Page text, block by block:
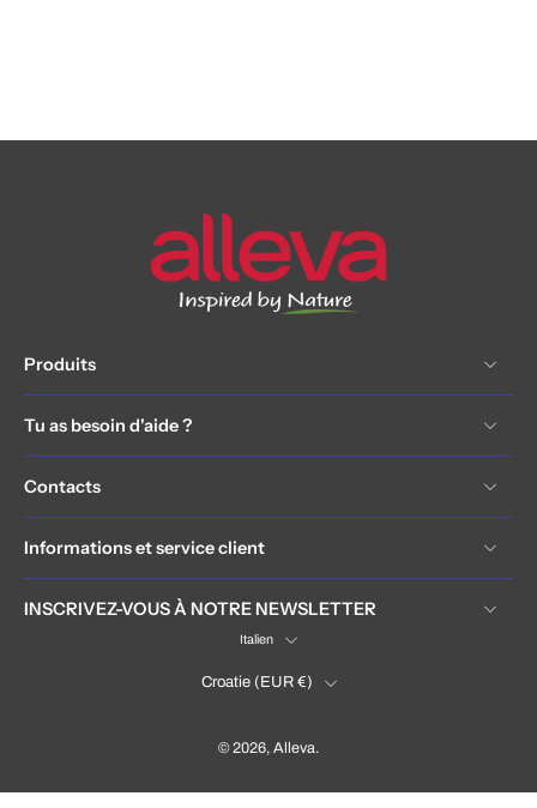
Produits
Tu as besoin d'aide ?
Contacts
Informations et service client
INSCRIVEZ-VOUS À NOTRE NEWSLETTER
Italien
Croatie ‎(EUR €)‎
© 2026, Alleva.